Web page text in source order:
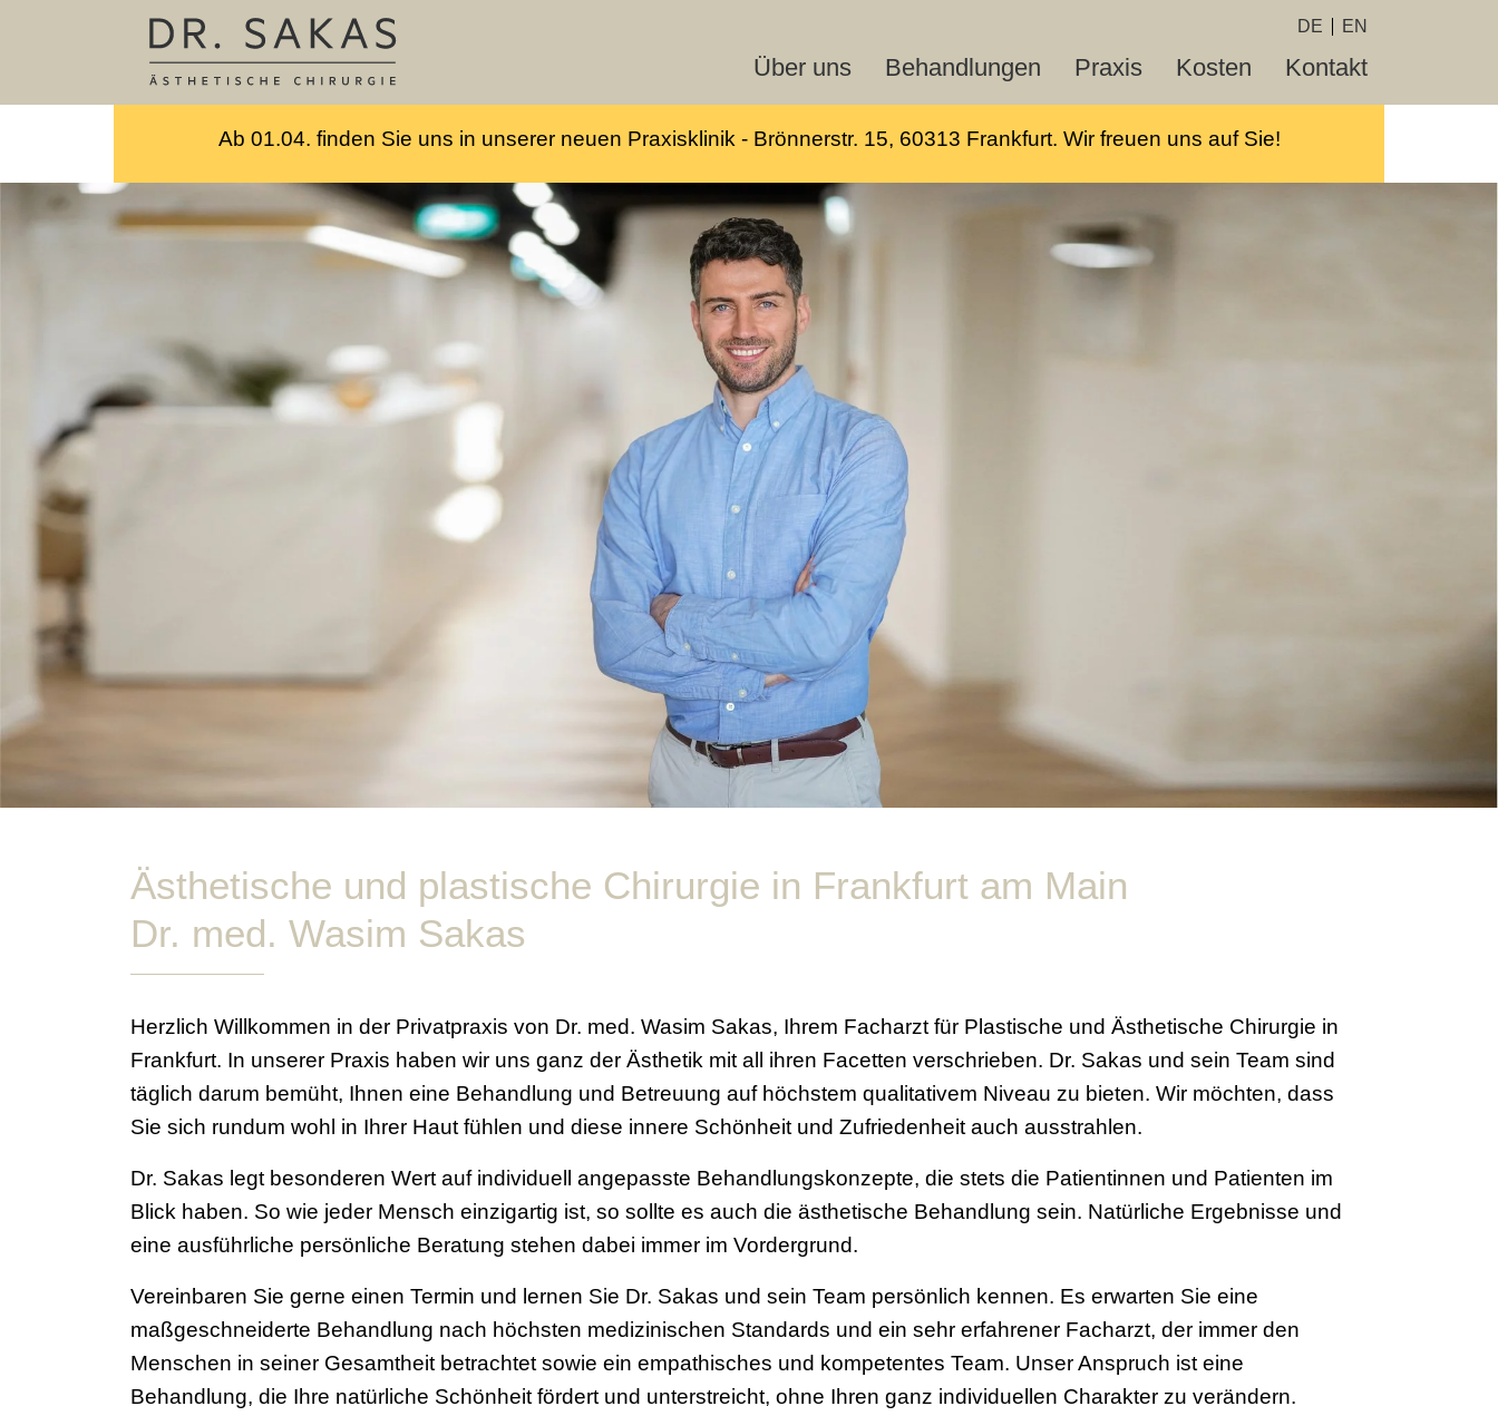
DE EN
Über uns Behandlungen Praxis Kosten Kontakt
Ab 01.04. finden Sie uns in unserer neuen Praxisklinik - Brönnerstr. 15, 60313 Frankfurt. Wir freuen uns auf Sie!
Ästhetische und plastische Chirurgie in Frankfurt am Main
Dr. med. Wasim Sakas
Herzlich Willkommen in der Privatpraxis von Dr. med. Wasim Sakas, Ihrem Facharzt für Plastische und Ästhetische Chirurgie in
Frankfurt. In unserer Praxis haben wir uns ganz der Ästhetik mit all ihren Facetten verschrieben. Dr. Sakas und sein Team sind
täglich darum bemüht, Ihnen eine Behandlung und Betreuung auf höchstem qualitativem Niveau zu bieten. Wir möchten, dass
Sie sich rundum wohl in Ihrer Haut fühlen und diese innere Schönheit und Zufriedenheit auch ausstrahlen.
Dr. Sakas legt besonderen Wert auf individuell angepasste Behandlungskonzepte, die stets die Patientinnen und Patienten im
Blick haben. So wie jeder Mensch einzigartig ist, so sollte es auch die ästhetische Behandlung sein. Natürliche Ergebnisse und
eine ausführliche persönliche Beratung stehen dabei immer im Vordergrund.
Vereinbaren Sie gerne einen Termin und lernen Sie Dr. Sakas und sein Team persönlich kennen. Es erwarten Sie eine
maßgeschneiderte Behandlung nach höchsten medizinischen Standards und ein sehr erfahrener Facharzt, der immer den
Menschen in seiner Gesamtheit betrachtet sowie ein empathisches und kompetentes Team. Unser Anspruch ist eine
Behandlung, die Ihre natürliche Schönheit fördert und unterstreicht, ohne Ihren ganz individuellen Charakter zu verändern.